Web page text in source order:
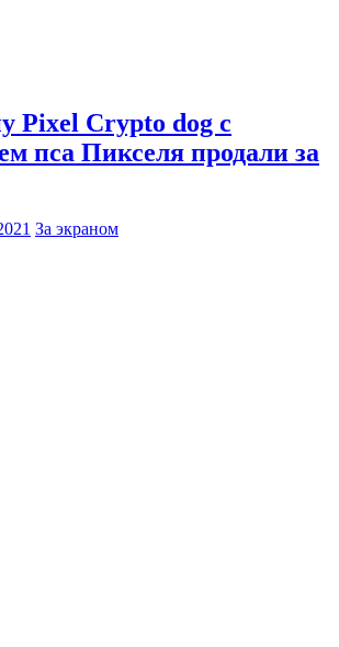
Pixel Crypto dog с
пса Пикселя продали за
За экраном